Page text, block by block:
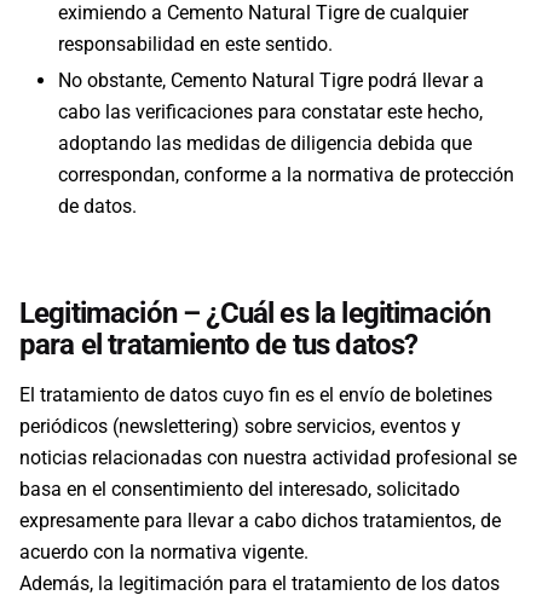
eximiendo a Cemento Natural Tigre de cualquier
responsabilidad en este sentido.
No obstante, Cemento Natural Tigre podrá llevar a
cabo las verificaciones para constatar este hecho,
adoptando las medidas de diligencia debida que
correspondan, conforme a la normativa de protección
de datos.
Legitimación – ¿Cuál es la legitimación
para el tratamiento de tus datos?
El tratamiento de datos cuyo fin es el envío de boletines
periódicos (newslettering) sobre servicios, eventos y
noticias relacionadas con nuestra actividad profesional se
basa en el consentimiento del interesado, solicitado
expresamente para llevar a cabo dichos tratamientos, de
acuerdo con la normativa vigente.
Además, la legitimación para el tratamiento de los datos